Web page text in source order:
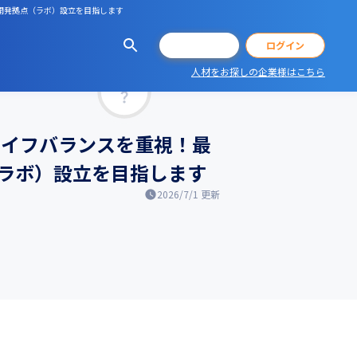
拠点（ラボ）設立を目指します
ログイン
人材をお探しの企業様はこちら
フバランスを重視！最
ボ）設立を目指します
2026/7/1 更新